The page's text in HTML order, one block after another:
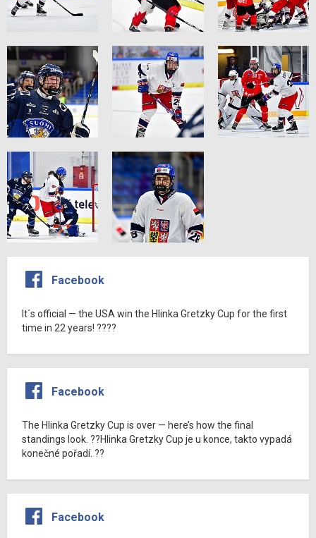
Facebook
It´s official — the USA win the Hlinka Gretzky Cup for the first
time in 22 years! ????
Facebook
The Hlinka Gretzky Cup is over — here’s how the final
standings look. ??Hlinka Gretzky Cup je u konce, takto vypadá
konečné pořadí. ??
Facebook